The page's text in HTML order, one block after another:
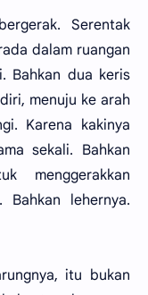
Serentak
dalam ruangan
Bahkan dua keris
menuju ke arah
Karena kakinya
sekali. Bahkan
menggerakkan
Bahkan lehernya.
itu bukan